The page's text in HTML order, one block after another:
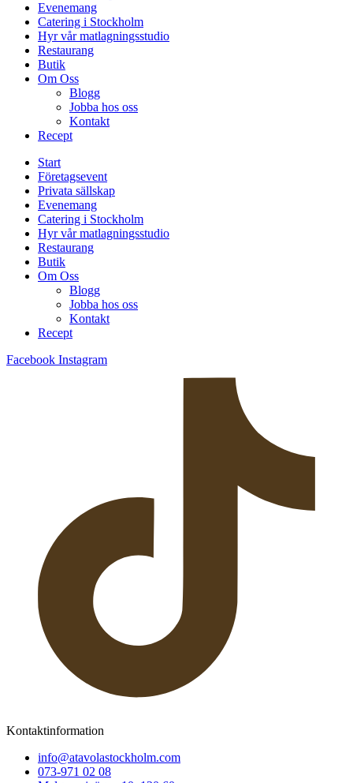
Evenemang
Catering i Stockholm
Hyr vår matlagningsstudio
Restaurang
Butik
Om Oss
Blogg
Jobba hos oss
Kontakt
Recept
Start
Företagsevent
Privata sällskap
Evenemang
Catering i Stockholm
Hyr vår matlagningsstudio
Restaurang
Butik
Om Oss
Blogg
Jobba hos oss
Kontakt
Recept
Facebook Instagram
Kontaktinformation
info@atavolastockholm.com
073-971 02 08